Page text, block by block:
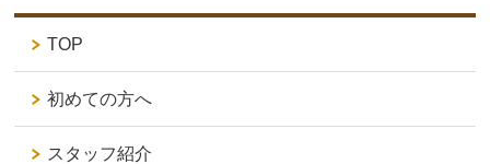
TOP
初めての方へ
スタッフ紹介